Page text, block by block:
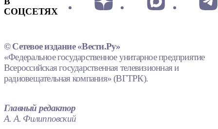
СОЦСЕТЯХ
© Сетевое издание «Вести.Ру»
«Федеральное государственное унитарное предприятие
Всероссийская государственная телевизионная и
радиовещательная компания» (ВГТРК).
Главный редактор
А. А. Филипповский